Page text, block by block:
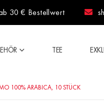
30 € Bestellwert
TEE
100% ARABICA, 10 STÜCK